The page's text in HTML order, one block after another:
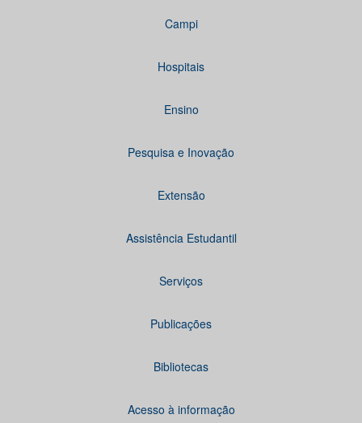
Campi
Hospitais
Ensino
Pesquisa e Inovação
Extensão
Assistência Estudantil
Serviços
Publicações
Bibliotecas
Acesso à informação